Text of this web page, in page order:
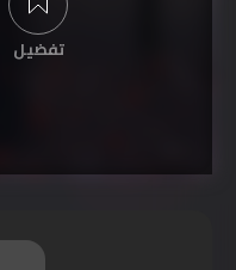
تفضيل